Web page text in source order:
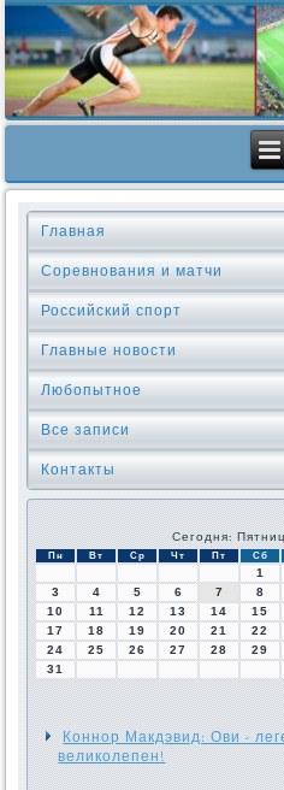
Главная
Соревнования и матчи
Российский спорт
Главные новости
Любопытное
Все записи
Контакты
Сегодня:
Пн Вт Ср Чт Пт Сб
1
3
4 5 6 7 8
10
11 12 13 14 15
17
18 19 20 21 22
24
25 26 27 28 29
31
Коннор Макдэвид: Ови -
великолепен!